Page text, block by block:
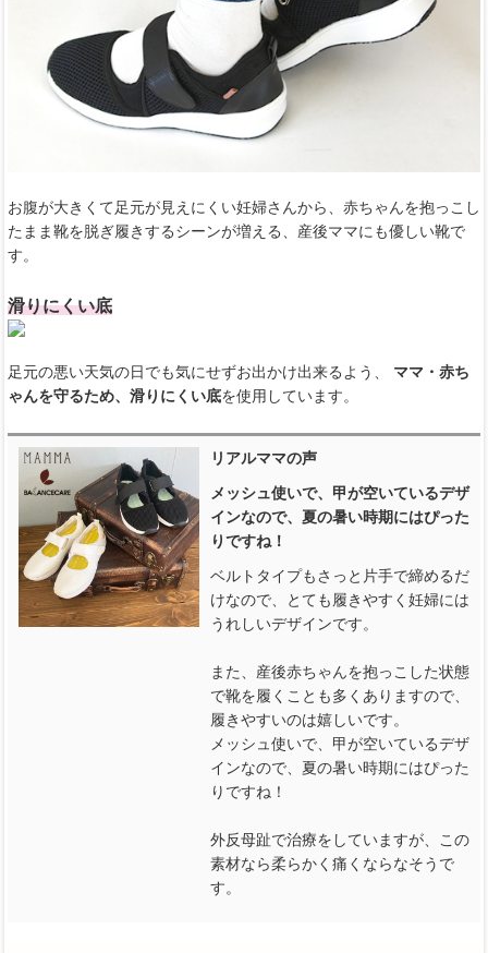
お腹が大きくて足元が見えにくい妊婦さんから、赤ちゃんを抱っこし
たまま靴を脱ぎ履きするシーンが増える、産後ママにも優しい靴で
す。
滑りにくい底
足元の悪い天気の日でも気にせずお出かけ出来るよう、 ママ・赤ち
ゃんを守るため、滑りにくい底を使用しています。
リアルママの声
メッシュ使いで、甲が空いているデザ
インなので、夏の暑い時期にはぴった
りですね！
ベルトタイプもさっと片手で締めるだ
けなので、とても履きやすく妊婦には
うれしいデザインです。
また、産後赤ちゃんを抱っこした状態
で靴を履くことも多くありますので、
履きやすいのは嬉しいです。
メッシュ使いで、甲が空いているデザ
インなので、夏の暑い時期にはぴった
りですね！
外反母趾で治療をしていますが、この
素材なら柔らかく痛くならなそうで
す。